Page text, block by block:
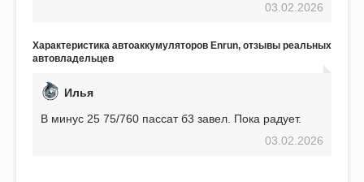
использования не было ни единой поломки,
EFB 75. Судя по характеристикам, он даже
превосходит предыдущую модель.
03.02.2026
Характеристика автоаккумуляторов Enrun, отзывы реальных
автовладельцев
Илья
В минус 25 75/760 пассат б3 завел. Пока радует.
03.02.2026